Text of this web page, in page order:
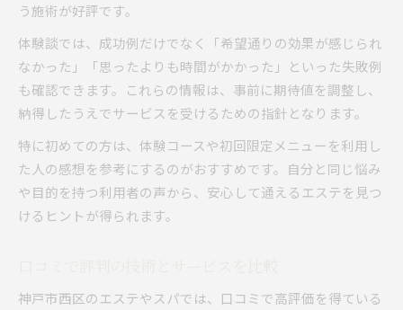
う施術が好評です。
体験談では、成功例だけでなく「希望通りの効果が感じられ
なかった」「思ったよりも時間がかかった」といった失敗例
も確認できます。これらの情報は、事前に期待値を調整し、
納得したうえでサービスを受けるための指針となります。
特に初めての方は、体験コースや初回限定メニューを利用し
た人の感想を参考にするのがおすすめです。自分と同じ悩み
や目的を持つ利用者の声から、安心して通えるエステを見つ
けるヒントが得られます。
神戸市西区のエステやスパでは、口コミで高評価を得ている